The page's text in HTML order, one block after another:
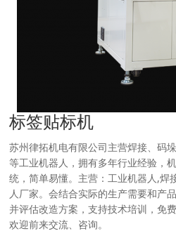
标签贴标机
苏州律拓机电有限公司主营焊接、码
等工业机器人，拥有多年行业经验，
统，简单易懂。主营：工业机器人,焊
人厂家。会结合实际的生产需要和产
并评估改造方案，支持技术培训，免
欢迎前来交流、咨询。